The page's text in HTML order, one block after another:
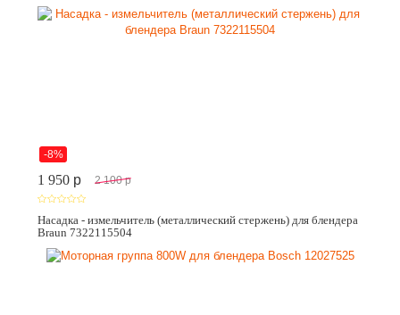
-8%
1 950 p 2 100 p
Насадка - измельчитель (металлический стержень) для блендера
Braun 7322115504